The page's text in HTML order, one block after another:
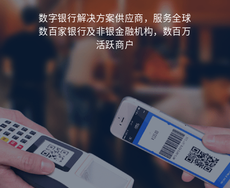
数字银行解决方案供应商，服务全球
数百家银行及非银金融机构，数百万
活跃商户